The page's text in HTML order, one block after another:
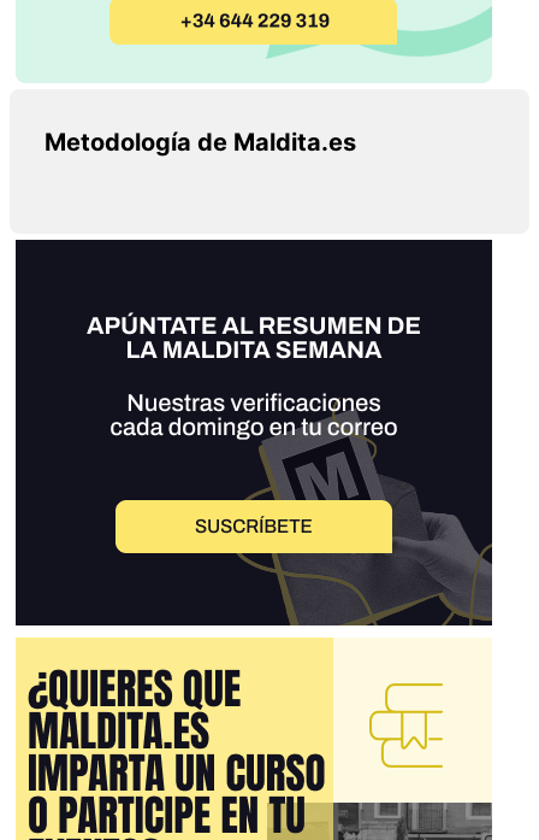
Metodología de Maldita.es